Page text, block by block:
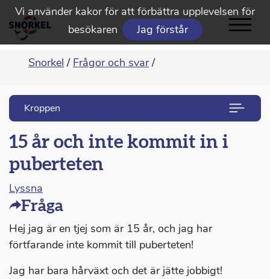
Vi använder kakor för att förbättra upplevelsen för
besökaren
Jag förstår
Snorkel / Frågor och svar /
Kroppen
15 år och inte kommit in i
puberteten
Lyssna
Fråga
Hej jag är en tjej som är 15 år, och jag har
förtfarande inte kommit till puberteten!
Jag har bara hårväxt och det är jätte jobbigt!